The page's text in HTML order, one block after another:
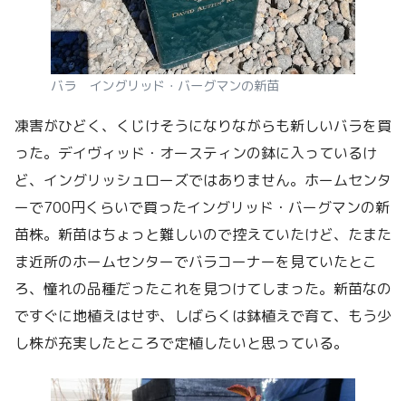
バラ イングリッド・バーグマンの新苗
凍害がひどく、くじけそうになりながらも新しいバラを買
った。デイヴィッド・オースティンの鉢に入っているけ
ど、イングリッシュローズではありません。ホームセンタ
ーで700円くらいで買ったイングリッド・バーグマンの新
苗株。新苗はちょっと難しいので控えていたけど、たまた
ま近所のホームセンターでバラコーナーを見ていたとこ
ろ、憧れの品種だったこれを見つけてしまった。新苗なの
ですぐに地植えはせず、しばらくは鉢植えで育て、もう少
し株が充実したところで定植したいと思っている。